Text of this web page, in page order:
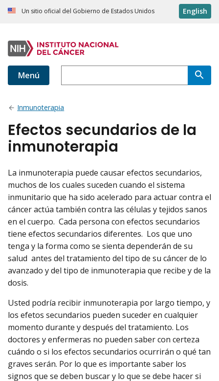
Un sitio oficial del Gobierno de Estados Unidos English
Menú
Inmunoterapia
Efectos secundarios de la
inmunoterapia
La inmunoterapia puede causar efectos secundarios,
muchos de los cuales suceden cuando el sistema
inmunitario que ha sido acelerado para actuar contra el
cáncer actúa también contra las células y tejidos sanos
en el cuerpo. Cada persona con efectos secundarios
tiene efectos secundarios diferentes. Los que uno
tenga y la forma como se sienta dependerán de su
salud antes del tratamiento del tipo de su cáncer de lo
avanzado y del tipo de inmunoterapia que recibe y de la
dosis.
Usted podría recibir inmunoterapia por largo tiempo, y
los efetos secundarios pueden suceder en cualquier
momento durante y después del tratamiento. Los
doctores y enfermeras no pueden saber con certeza
cuándo o si los efectos secundarios ocurrirán o qué tan
graves serán. Por lo que es importante saber los
signos que se deben buscar y lo que se debe hacer si